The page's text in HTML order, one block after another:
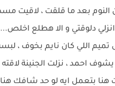
بعد ما قلقت ، لاقيت
دلوقتي و الا هطلع
اللي كان نايم بخوف ،
احمد ، نزلت الجنينة
هنا بتعمل ايه لو حد شافك